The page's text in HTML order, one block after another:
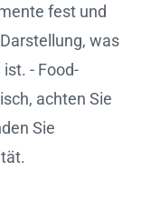
fest und
was
- Food-
achten Sie
Sie